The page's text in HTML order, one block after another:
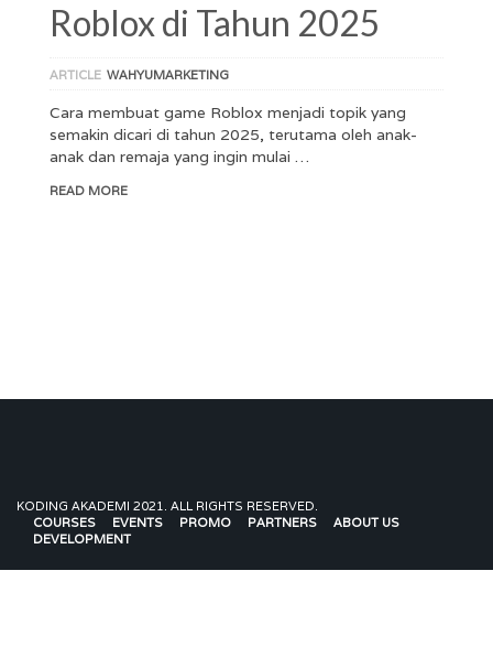
Roblox di Tahun 2025
ARTICLE WAHYUMARKETING
Cara membuat game Roblox menjadi topik yang
semakin dicari di tahun 2025, terutama oleh anak-
anak dan remaja yang ingin mulai …
READ MORE
KODING AKADEMI 2021. ALL RIGHTS RESERVED.
COURSES
EVENTS PROMO PARTNERS
ABOUT US
DEVELOPMENT